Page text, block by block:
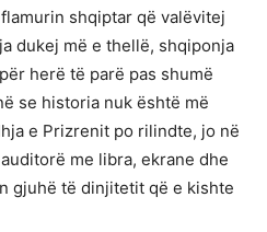
shqiptar që valëvitej
dukej më e thellë, shqiponja
herë të parë pas shumë
se historia nuk është më
e Prizrenit po rilindte, jo në
me libra, ekrane dhe
gjuhë të dinjitetit që e kishte